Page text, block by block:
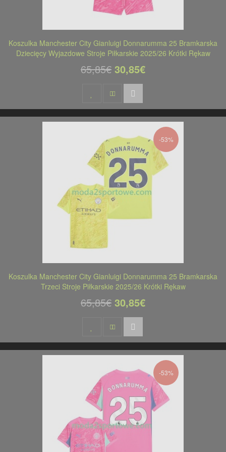
Koszulka Manchester City Gianluigi Donnarumma 25 Bramkarska
Dziecięcy Wyjazdowe Stroje Piłkarskie 2025/26 Krótki Rękaw
65,85€ 30,85€
-53%
Koszulka Manchester City Gianluigi Donnarumma 25 Bramkarska
Trzeci Stroje Piłkarskie 2025/26 Krótki Rękaw
65,85€ 30,85€
-53%